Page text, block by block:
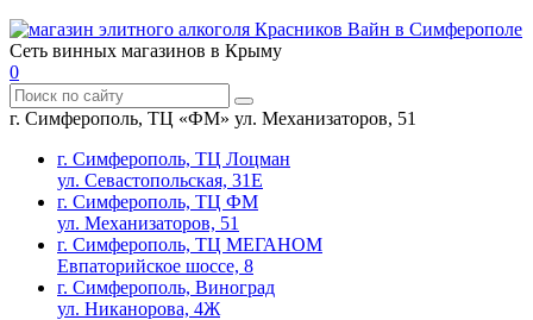
Сеть винных магазинов в Крыму
0
г. Симферополь, ТЦ «ФМ» ул. Механизаторов, 51
г. Симферополь, ТЦ Лоцман
ул. Севастопольская, 31Е
г. Симферополь, ТЦ ФМ
ул. Механизаторов, 51
г. Симферополь, ТЦ МЕГАНОМ
Евпаторийское шоссе, 8
г. Симферополь, Виноград
ул. Никанорова, 4Ж